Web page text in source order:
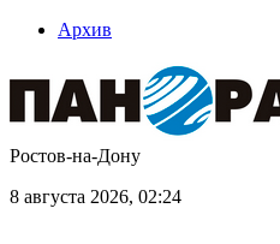
Архив
Ростов-на-Дону
8 августа 2026, 02:24